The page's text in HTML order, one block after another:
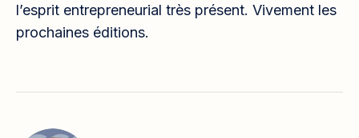
l’esprit entrepreneurial très présent. Vivement les
prochaines éditions.